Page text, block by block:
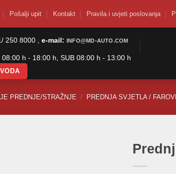
Pošalji upit Kontakt Pravila i uvjeti poslovanja
250 8000 , e-mail: INFO@MD-AUTO.COM
08:00 h - 18:00 h, SUB 08:00 h - 13:00 h
PREDNJE/STRAŽNJE / PREDNJA SVJETLA / FAROVI